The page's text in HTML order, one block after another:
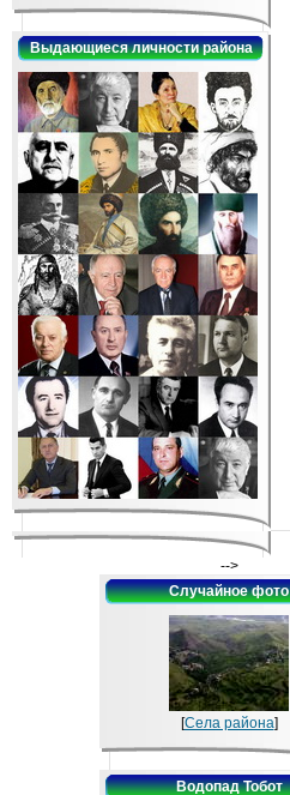
Выдающиеся личности района
-->
Случайное фото
[Села района]
Водопад Тобот